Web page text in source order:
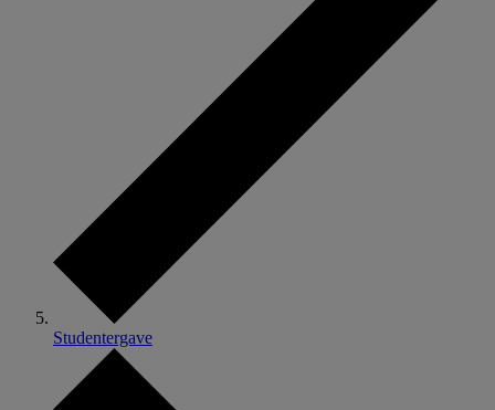
Studentergave